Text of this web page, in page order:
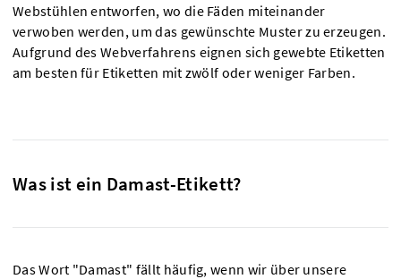
Webstühlen entworfen, wo die Fäden miteinander
verwoben werden, um das gewünschte Muster zu erzeugen.
Aufgrund des Webverfahrens eignen sich gewebte Etiketten
am besten für Etiketten mit zwölf oder weniger Farben.
Was ist ein Damast-Etikett?
Das Wort "Damast" fällt häufig, wenn wir über unsere